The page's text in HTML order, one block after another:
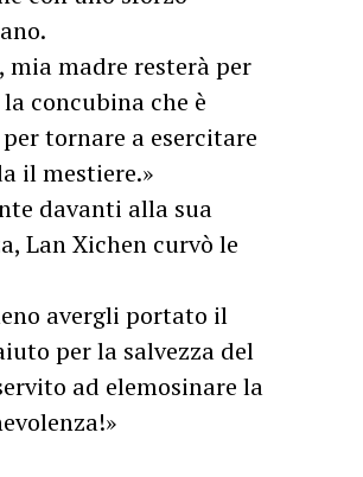
mia madre resterà per
concubina che è
tornare a esercitare
il mestiere.»
davanti alla sua
Lan Xichen curvò le
avergli portato il
per la salvezza del
ad elemosinare la